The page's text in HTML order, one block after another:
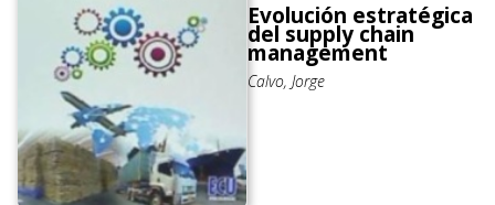
Evolución estratégica
del supply chain
management
Calvo, Jorge